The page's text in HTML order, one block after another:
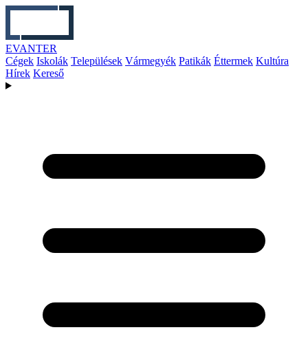
EVANTER
Cégek Iskolák Települések Vármegyék Patikák Éttermek Kultúra
Hírek Kereső